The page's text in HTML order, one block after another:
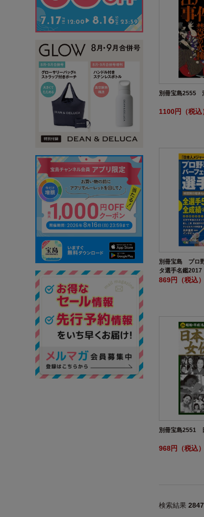
別冊宝島2555
1100円（税込
別冊宝島 プロ
タ選手名鑑2017
869円（税込）
別冊宝島2551
968円（税込）
検索結果 2847